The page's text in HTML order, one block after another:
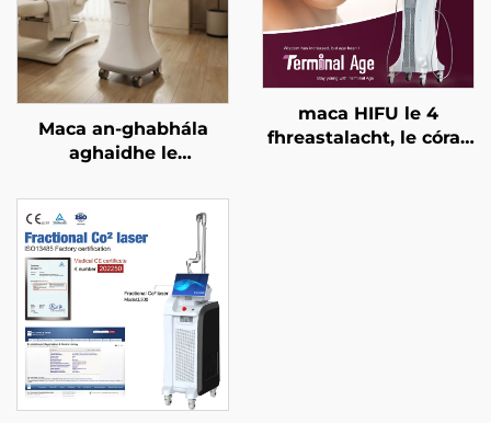
Maca an-ghabhála
aghaidhe le
RF dá dhraoidh
freastalaí 1/2 MHz
maca HIFU le 4
fhreastalacht, le córas